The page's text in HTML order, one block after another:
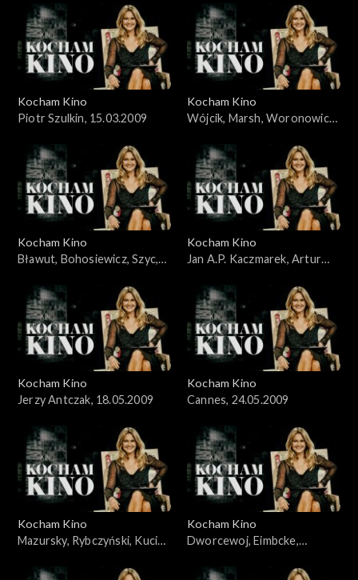
Kocham Kino
Piotr Szulkin, 15.03.2009
Kocham Kino
Wójcik, Marsh, Woronowicz,
Kocham Kino
Bławut, Bohosiewicz, Szyc,
Kocham Kino
Jan A.P. Kaczmarek, Artur
Kocham Kino
Jerzy Antczak, 18.05.2009
Kocham Kino
Cannes, 24.05.2009
Kocham Kino
Mazursky, Rybczyński, Kucia,
Kocham Kino
Dworcewoj, Eimbcke,